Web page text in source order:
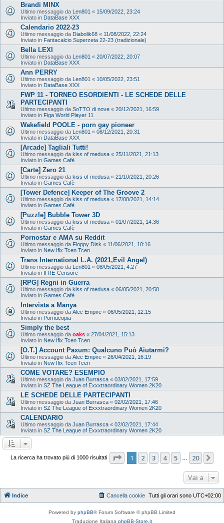
Brandi MINX
Ultimo messaggio da Len801 « 15/09/2022, 23:24
Inviato in DataBase XXX
Calendario 2022-23
Ultimo messaggio da Diabolik68 « 11/08/2022, 22:24
Inviato in Fantacalcio Superzeta 22-23 (tradizionale)
Bella LEXI
Ultimo messaggio da Len801 « 20/07/2022, 20:07
Inviato in DataBase XXX
Ann PERRY
Ultimo messaggio da Len801 « 10/05/2022, 23:51
Inviato in DataBase XXX
FWP 11 - TORNEO ESORDIENTI - LE SCHEDE DELLE
PARTECIPANTI
Ultimo messaggio da SoTTO di nove « 20/12/2021, 16:59
Inviato in Figa World Player 11
Wakefield POOLE - porn gay pioneer
Ultimo messaggio da Len801 « 08/12/2021, 20:31
Inviato in DataBase XXX
[Arcade] Tagliali Tutti!
Ultimo messaggio da kiss of medusa « 25/11/2021, 21:13
Inviato in Games Cafè
[Carte] Zero 21
Ultimo messaggio da kiss of medusa « 21/10/2021, 20:26
Inviato in Games Cafè
[Tower Defence] Keeper of The Groove 2
Ultimo messaggio da kiss of medusa « 17/08/2021, 14:14
Inviato in Games Cafè
[Puzzle] Bubble Tower 3D
Ultimo messaggio da kiss of medusa « 01/07/2021, 14:36
Inviato in Games Cafè
Pornostar e AMA su Reddit
Ultimo messaggio da Floppy Disk « 11/06/2021, 10:16
Inviato in New Ifix Tcen Tcen
Trans International L.A. (2021,Evil Angel)
Ultimo messaggio da Len801 « 08/05/2021, 4:27
Inviato in Il RE-Censore
[RPG] Regni in Guerra
Ultimo messaggio da kiss of medusa « 06/05/2021, 20:58
Inviato in Games Cafè
Intervista a Manya
Ultimo messaggio da Alec Empire « 06/05/2021, 12:15
Inviato in Pornucopia
Simply the best
Ultimo messaggio da oaks « 27/04/2021, 15:13
Inviato in New Ifix Tcen Tcen
[O.T.] Account Paxum: Qualcuno Può Aiutarmi?
Ultimo messaggio da Alec Empire « 26/04/2021, 16:19
Inviato in New Ifix Tcen Tcen
COME VOTARE? ESEMPIO
Ultimo messaggio da Juan Burrasca « 03/02/2021, 17:59
Inviato in SZ The League of Exxxtraordinary Women 2K20
LE SCHEDE DELLE PARTECIPANTI
Ultimo messaggio da Juan Burrasca « 02/02/2021, 17:46
Inviato in SZ The League of Exxxtraordinary Women 2K20
CALENDARIO
Ultimo messaggio da Juan Burrasca « 02/02/2021, 17:44
Inviato in SZ The League of Exxxtraordinary Women 2K20
La ricerca ha trovato più di 1000 risultati Pagina di 20
1 2 3 4 5 20
Vai a
Indice Tutti gli orari sono UTC+02:00
Cancella cookie
Powered by phpBB® Forum Software © phpBB Limited
Traduzione Italiana phpBB-Store.it